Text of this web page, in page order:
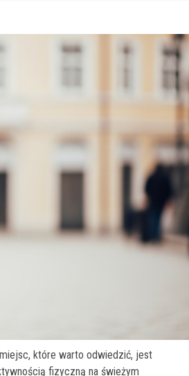
które warto odwiedzić, jest
fizyczną na świeżym